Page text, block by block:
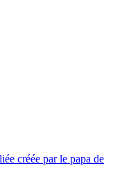
créée par le papa de